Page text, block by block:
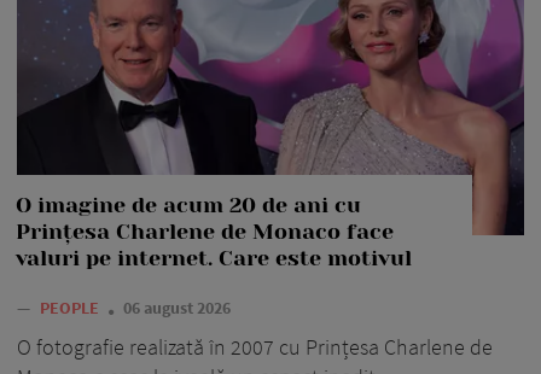
O imagine de acum 20 de ani cu
Prințesa Charlene de Monaco face
valuri pe internet. Care este motivul
— PEOPLE 06 august 2026
O fotografie realizată în 2007 cu Prințesa Charlene de